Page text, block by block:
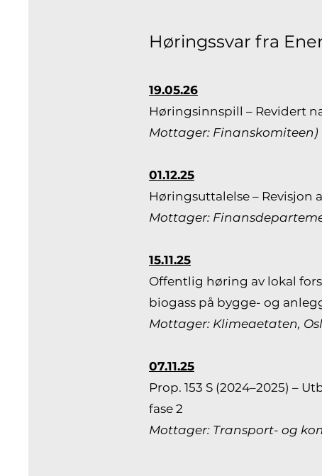
Høringssvar fra
19.05.26
Høringsinnspill – Revidert
Mottager: Finanskomiteen)
01.12.25
Høringsuttalelse – Revisjon
Mottager:
15.11.25
Offentlig høring av lokal
biogass på bygge- og
Mottager: Klimeaetaten,
07.11.25
Prop. 153 S (2024–2025) –
fase 2
Mottager: Transport- og